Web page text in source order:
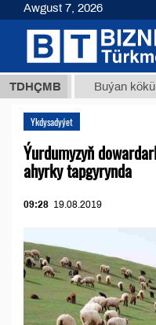
TDHÇMBBuýan köküniň
Ykdysadyýet
Ýurdumyzyň
ahyrky tapgyrynda
09:28 19.08.2019
Awgust 7, 2026